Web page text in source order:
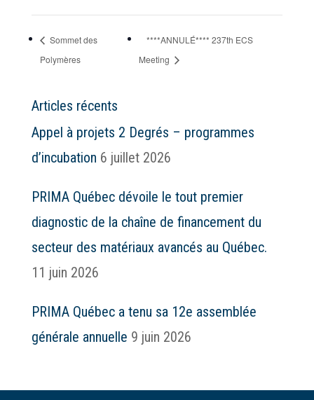
Sommet des
Polymères
****ANNULÉ**** 237th ECS
Meeting
Articles récents
Appel à projets 2 Degrés – programmes
d’incubation 6 juillet 2026
PRIMA Québec dévoile le tout premier
diagnostic de la chaîne de financement du
secteur des matériaux avancés au Québec.
11 juin 2026
PRIMA Québec a tenu sa 12e assemblée
générale annuelle 9 juin 2026